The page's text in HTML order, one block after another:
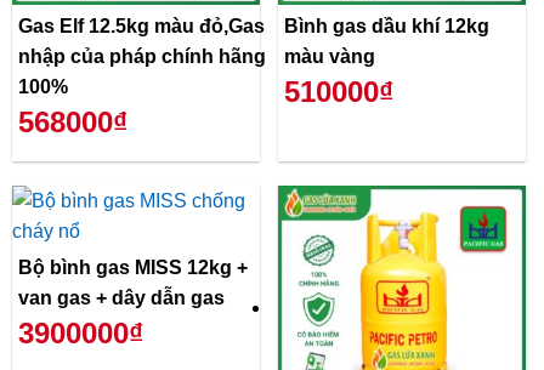
Gas Elf 12.5kg màu đỏ,Gas
nhập của pháp chính hãng
100%
568000₫
Bình gas dầu khí 12kg
màu vàng
510000₫
Bộ bình gas MISS 12kg +
van gas + dây dẫn gas
3900000₫